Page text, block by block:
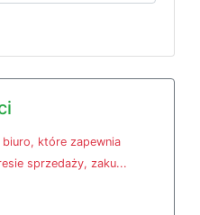
które zapewnia
sprzedaży, zaku...